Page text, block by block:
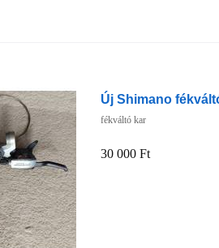
Új Shimano
fékváltó kar
30 000 Ft